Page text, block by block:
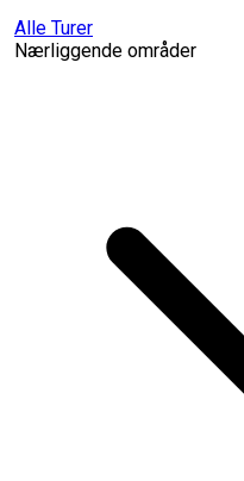
Alle Turer
Nærliggende områder